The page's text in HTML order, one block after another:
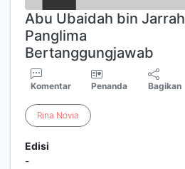
Abu Ubaidah bin Jarrah
Panglima
Bertanggungjawab
Komentar Penanda Bagikan
Rina Novia
Edisi
-